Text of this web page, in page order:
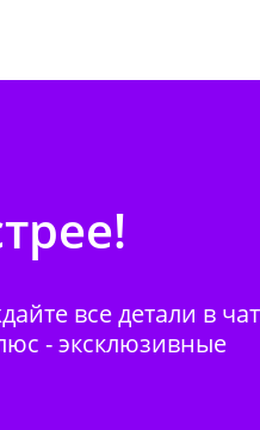
все детали в
- эксклюзивные